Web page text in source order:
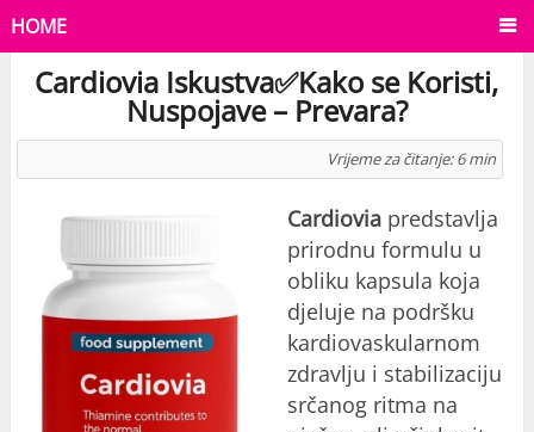
HOME
Cardiovia Iskustva✅Kako se Koristi,
Nuspojave – Prevara?
Vrijeme za čitanje: 6 min
Cardioviapredstavlja
prirodnu formulu u
obliku kapsula koja
djeluje na podršku
kardiovaskularnom
zdravlju i stabilizaciju
srčanog ritma na